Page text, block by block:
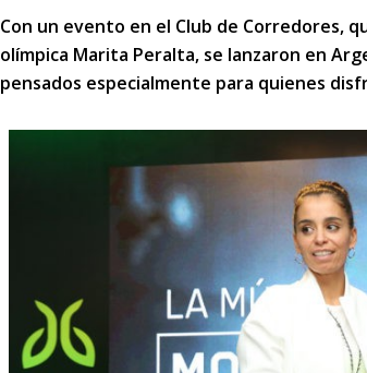
Con un evento en el Club de Corredores,
olímpica Marita Peralta, se lanzaron en
pensados especialmente para quienes